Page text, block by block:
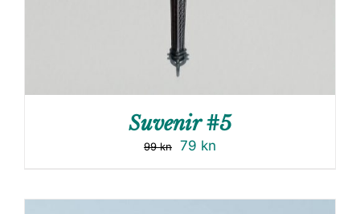
Suvenir #5
99kn 79 kn